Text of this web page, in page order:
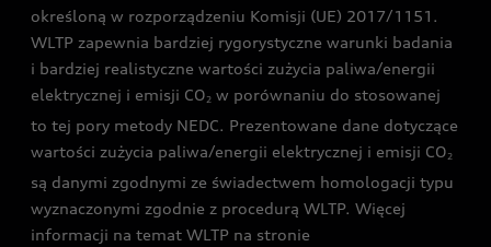
określoną w rozporządzeniu Komisji (UE) 2017/1151.
WLTP zapewnia bardziej rygorystyczne warunki badania
i bardziej realistyczne wartości zużycia paliwa/energii
elektrycznej i emisji CO2 w porównaniu do stosowanej
to tej pory metody NEDC. Prezentowane dane dotyczące
wartości zużycia paliwa/energii elektrycznej i emisji CO2
są danymi zgodnymi ze świadectwem homologacji typu
wyznaczonymi zgodnie z procedurą WLTP. Więcej
informacji na temat WLTP na stronie